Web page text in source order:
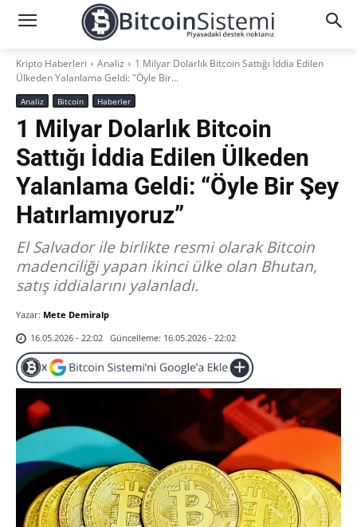
Kripto Haberleri Analiz
1 Milyar Dolarlık Bitcoin Sattığı İddia Edilen
Ülkeden Yalanlama Geldi: "Öyle Bir...
Analiz Bitcoin Haberler
1 Milyar Dolarlık Bitcoin
Sattığı İddia Edilen Ülkeden
Yalanlama Geldi: “Öyle Bir Şey
Hatırlamıyoruz”
El Salvador ile birlikte resmi olarak Bitcoin
madenciliği yapan ikinci ülke olan Bhutan,
satış iddialarını yalanladı.
Yazar: Mete Demiralp
16.05.2026 - 22:02 Güncelleme: 16.05.2026 - 22:02